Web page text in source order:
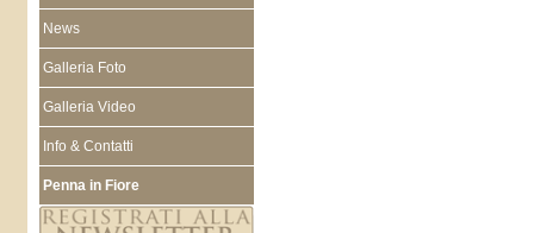
News
Galleria Foto
Galleria Video
Info & Contatti
Penna in Fiore